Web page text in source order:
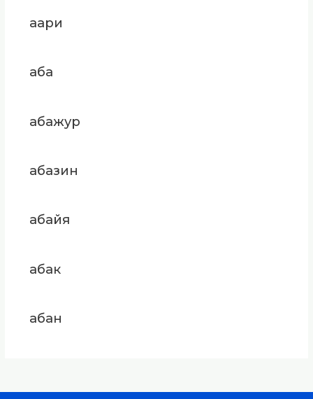
аари
аба
абажур
абазин
абайя
абак
абан